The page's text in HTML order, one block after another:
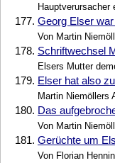
177. Georg Elser
Von Martin
178. Schriftwechsel
Elsers Mutter
179. Elser hat also
Martin Niemöllers
180. Das
Von Martin
181. Gerüchte um
Von Florian